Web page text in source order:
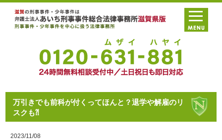
万引きでも前科が付くってほんと？退学や解雇のリ
スクも⁈
2023/11/08